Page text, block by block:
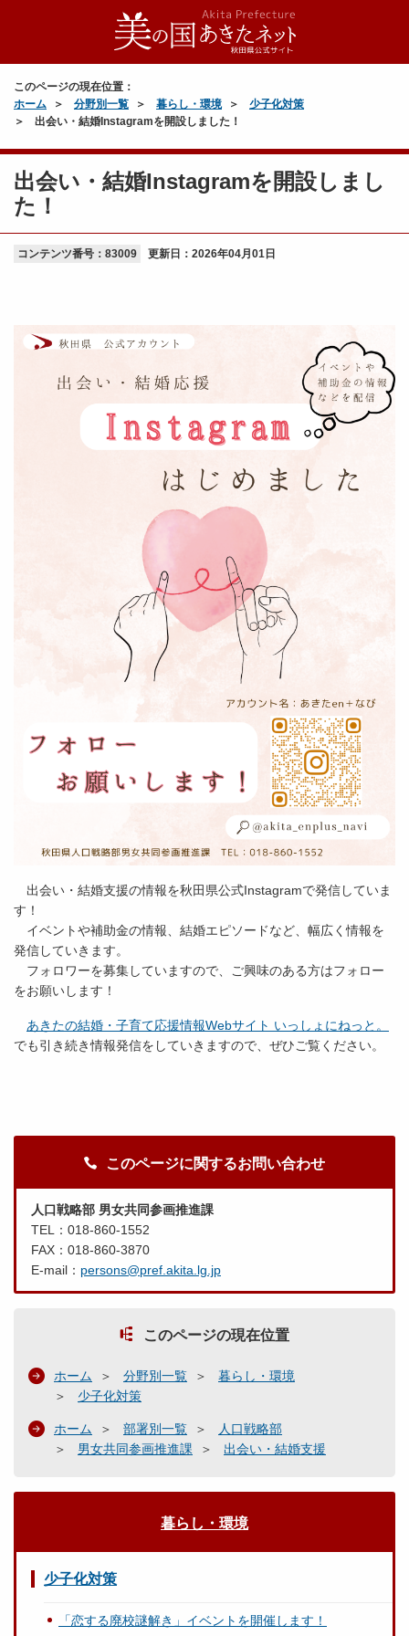
このページの現在位置：
ホーム
分野別一覧 暮らし・環境
少子化対策
出会い・結婚Instagramを開設しました！
出会い・結婚Instagramを開設しまし
た！
コンテンツ番号：83009 更新日： 2026年04月01日
出会い・結婚支援の情報を秋田県公式Instagramで発信していま
す！
イベントや補助金の情報、結婚エピソードなど、幅広く情報を
発信していきます。
フォロワーを募集していますので、ご興味のある方はフォロー
をお願いします！
あきたの結婚・子育て応援情報Webサイト いっしょにねっと。
でも引き続き情報発信をしていきますので、ぜひご覧ください。
このページに関するお問い合わせ
人口戦略部 男女共同参画推進課
TEL：018-860-1552
FAX：018-860-3870
E-mail： persons@pref.akita.lg.jp
このページの現在位置
ホーム 分野別一覧
暮らし・環境
少子化対策
ホーム 部署別一覧
人口戦略部
男女共同参画推進課
出会い・結婚支援
暮らし・環境
少子化対策
「恋する廃校謎解き」イベントを開催します！